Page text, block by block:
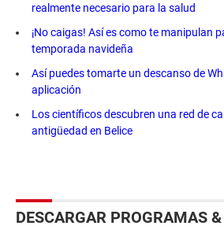
realmente necesario para la salud
¡No caigas! Así es como te manipulan
temporada navideña
Así puedes tomarte un descanso de
aplicación
Los científicos descubren una red de
antigüedad en Belice
DESCARGAR PROGRAMAS